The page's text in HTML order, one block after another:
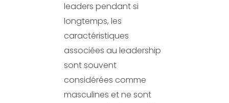
leaders pendant si
longtemps, les
caractéristiques
associées au leadership
sont souvent
considérées comme
masculines et ne sont